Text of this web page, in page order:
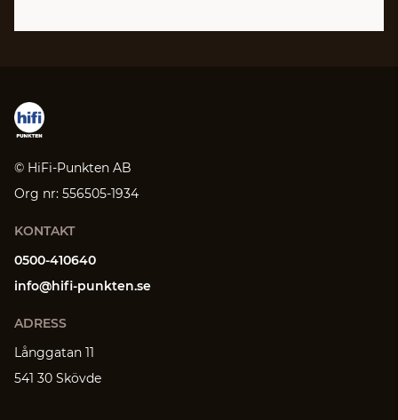
© HiFi-Punkten AB
Org nr: 556505-1934
KONTAKT
0500-410640
info@hifi-punkten.se
ADRESS
Långgatan 11
541 30 Skövde